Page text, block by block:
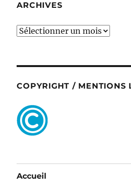
ARCHIVES
ARCHIVES
COPYRIGHT / MENTIONS
Accueil